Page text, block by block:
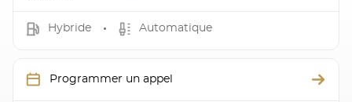
Hybride Automatique
Programmer un appel